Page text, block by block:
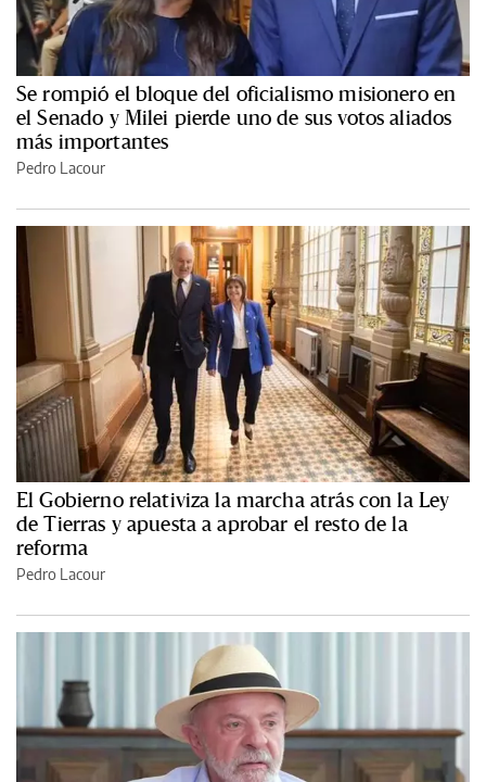
Se rompió el bloque del oficialismo misionero en
el Senado y Milei pierde uno de sus votos aliados
más importantes
Pedro Lacour
El Gobierno relativiza la marcha atrás con la Ley
de Tierras y apuesta a aprobar el resto de la
reforma
Pedro Lacour